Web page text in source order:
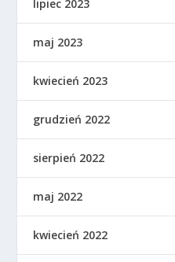
lipiec 2023
maj 2023
kwiecień 2023
grudzień 2022
sierpień 2022
maj 2022
kwiecień 2022